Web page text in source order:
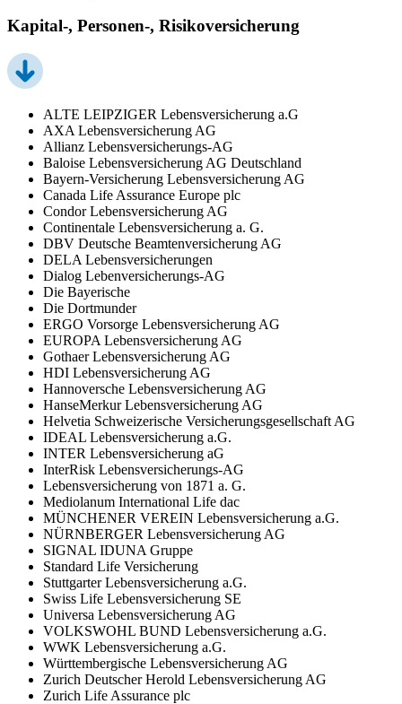
Kapital-, Personen-, Risikoversicherung
ALTE LEIPZIGER Lebensversicherung a.G
AXA Lebensversicherung AG
Allianz Lebensversicherungs-AG
Baloise Lebensversicherung AG Deutschland
Bayern-Versicherung Lebensversicherung AG
Canada Life Assurance Europe plc
Condor Lebensversicherung AG
Continentale Lebensversicherung a. G.
DBV Deutsche Beamtenversicherung AG
DELA Lebensversicherungen
Dialog Lebenversicherungs-AG
Die Bayerische
Die Dortmunder
ERGO Vorsorge Lebensversicherung AG
EUROPA Lebensversicherung AG
Gothaer Lebensversicherung AG
HDI Lebensversicherung AG
Hannoversche Lebensversicherung AG
HanseMerkur Lebensversicherung AG
Helvetia Schweizerische Versicherungsgesellschaft AG
IDEAL Lebensversicherung a.G.
INTER Lebensversicherung aG
InterRisk Lebensversicherungs-AG
Lebensversicherung von 1871 a. G.
Mediolanum International Life dac
MÜNCHENER VEREIN Lebensversicherung a.G.
NÜRNBERGER Lebensversicherung AG
SIGNAL IDUNA Gruppe
Standard Life Versicherung
Stuttgarter Lebensversicherung a.G.
Swiss Life Lebensversicherung SE
Universa Lebensversicherung AG
VOLKSWOHL BUND Lebensversicherung a.G.
WWK Lebensversicherung a.G.
Württembergische Lebensversicherung AG
Zurich Deutscher Herold Lebensversicherung AG
Zurich Life Assurance plc